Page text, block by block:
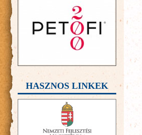
HASZNOS LINKEK